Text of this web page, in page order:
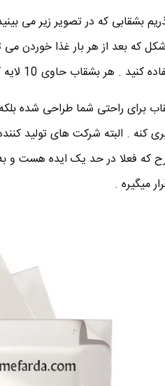
بشقابی که در تصویر زیر می
که بعد از هر بار غذا خوردن می
حاوی 10 لایه کاغذی برای این کار هستش .
برای راحتی شما طراحی شده
کنه . البته شرکت های تولید
که فعلا در حد یک ایده هست و
میگیره .